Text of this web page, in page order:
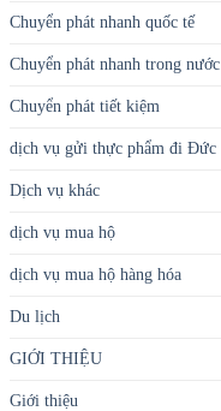
Chuyển phát nhanh quốc tế
Chuyển phát nhanh trong nước
Chuyển phát tiết kiệm
dịch vụ gửi thực phẩm đi Đức
Dịch vụ khác
dịch vụ mua hộ
dịch vụ mua hộ hàng hóa
Du lịch
GIỚI THIỆU
Giới thiệu